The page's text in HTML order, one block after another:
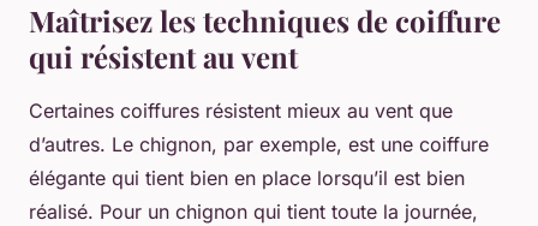
Maîtrisez les techniques de coiffure
qui résistent au vent
Certaines coiffures résistent mieux au vent que
d’autres. Le chignon, par exemple, est une coiffure
élégante qui tient bien en place lorsqu’il est bien
réalisé. Pour un chignon qui tient toute la journée,